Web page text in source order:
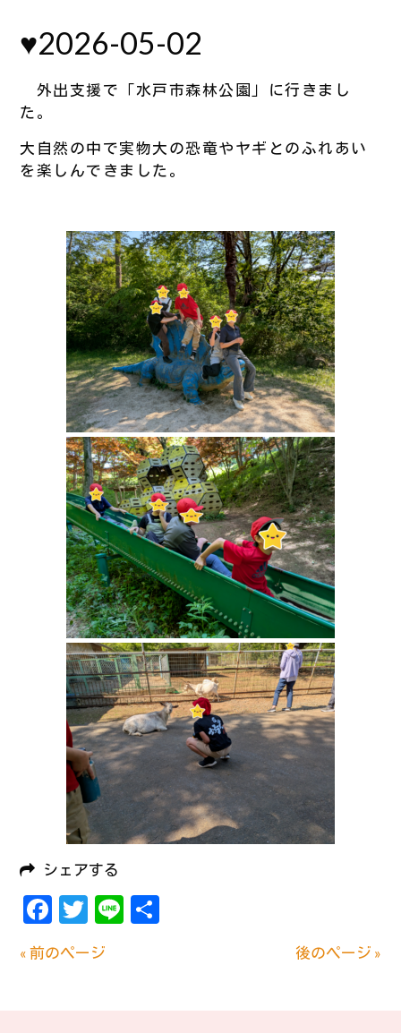
♥2026-05-02
外出支援で「水戸市森林公園」に行きまし
た。
大自然の中で実物大の恐竜やヤギとのふれあい
を楽しんできました。
シェアする
Facebook
Twitter
Line
« 前のページ 後のページ »